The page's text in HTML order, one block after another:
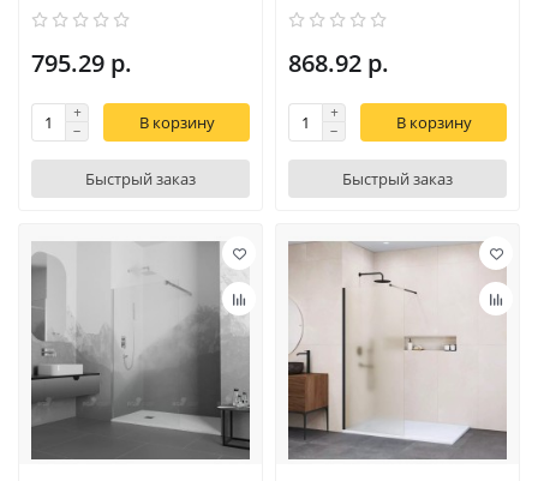
795.29 р.
В корзину
Быстрый заказ
868.92 р.
В корзину
Быстрый заказ